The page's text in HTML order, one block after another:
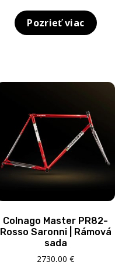
Pozrieť viac
Colnago Master PR82-
Rosso Saronni | Rámová
sada
2730,00€